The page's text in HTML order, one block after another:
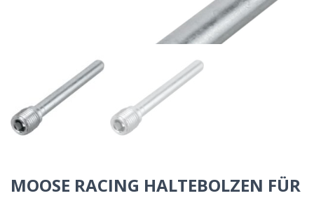
MOOSE RACING HALTEBOLZEN FÜR